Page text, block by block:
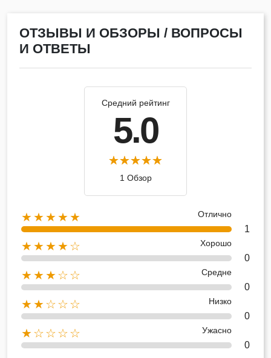
ОТЗЫВЫ И ОБЗОРЫ / ВОПРОСЫ
И ОТВЕТЫ
Средний рейтинг
5.0
1 Обзор
★★★★★ Отлично
1
★★★★☆ Хорошо
0
★★★☆☆ Средне
0
★★☆☆☆ Низко
0
★☆☆☆☆ Ужасно
0